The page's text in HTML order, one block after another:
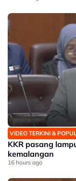
VIDEO TERKINI &
KKR pasang
kemalangan
16 hours ago